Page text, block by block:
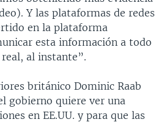
Y las plataformas de redes
en la plataforma
esta información a todo
al instante”.
británico Dominic Raab
gobierno quiere ver una
en EE.UU. y para que las